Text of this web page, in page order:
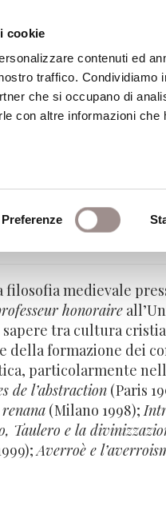
cookie
contenuti ed
traffico.
che si occupano di
con altre informazioni
Preferenze
Centro
medievale -
medievale
honoraire
tra cultura
formazione dei
particolarmente
de l’abstraction (Paris
(Milano 1998);
Taulero e la
Averroè e